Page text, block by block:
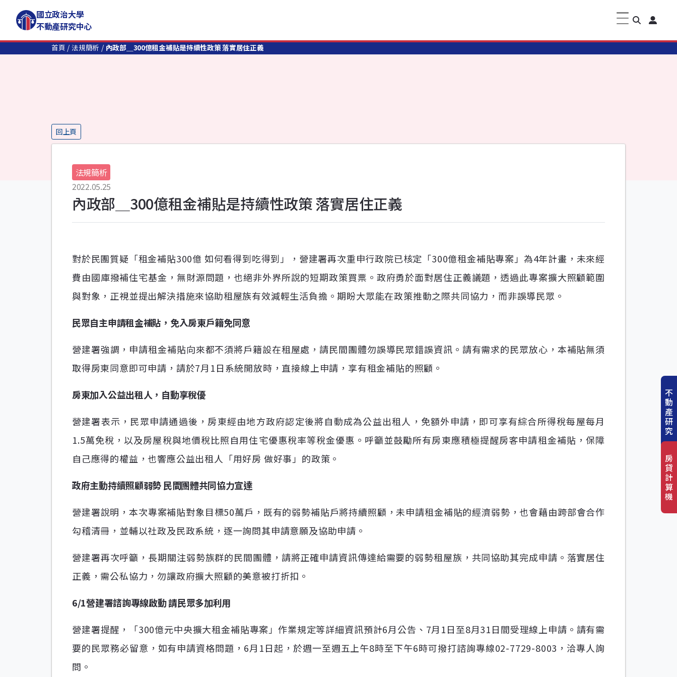
國立政治大學
不動產研究中心
首頁 法規簡析 內政部＿300億租金補貼是持續性政策 落實居住正義
回上頁
法規簡析
2022.05.25
內政部＿300億租金補貼是持續性政策 落實居住正義
對於民團質疑「租金補貼300億 如何看得到吃得到」，營建署再次重申行政院已核定「300億租金補貼專案」為4年計畫，未來經
費由國庫撥補住宅基金，無財源問題，也絕非外界所說的短期政策買票。政府勇於面對居住正義議題，透過此專案擴大照顧範圍
與對象，正視並提出解決措施來協助租屋族有效減輕生活負擔。期盼大眾能在政策推動之際共同協力，而非誤導民眾。
民眾自主申請租金補貼，免入房東戶籍免同意
營建署強調，申請租金補貼向來都不須將戶籍設在租屋處，請民間團體勿誤導民眾錯誤資訊。請有需求的民眾放心，本補貼無須
取得房東同意即可申請，請於7月1日系統開放時，直接線上申請，享有租金補貼的照顧。
房東加入公益出租人，自動享稅優
營建署表示，民眾申請通過後，房東經由地方政府認定後將自動成為公益出租人，免額外申請，即可享有綜合所得稅每屋每月
1.5萬免稅，以及房屋稅與地價稅比照自用住宅優惠稅率等稅金優惠。呼籲並鼓勵所有房東應積極提醒房客申請租金補貼，保障
自己應得的權益，也響應公益出租人「用好房 做好事」的政策。
政府主動持續照顧弱勢 民間團體共同協力宣達
營建署說明，本次專案補貼對象目標50萬戶，既有的弱勢補貼戶將持續照顧，未申請租金補貼的經濟弱勢，也會藉由跨部會合作
勾稽清冊，並輔以社政及民政系統，逐一詢問其申請意願及協助申請。
營建署再次呼籲，長期關注弱勢族群的民間團體，請將正確申請資訊傳達給需要的弱勢租屋族，共同協助其完成申請。落實居住
正義，需公私協力，勿讓政府擴大照顧的美意被打折扣。
6/1營建署諮詢專線啟動 請民眾多加利用
營建署提醒，「300億元中央擴大租金補貼專案」作業規定等詳細資訊預計6月公告、7月1日至8月31日間受理線上申請。請有需
要的民眾務必留意，如有申請資格問題，6月1日起，於週一至週五上午8時至下午6時可撥打諮詢專線02-7729-8003，洽專人詢
問。
不
動
產
研
究
房
貸
計
算
機